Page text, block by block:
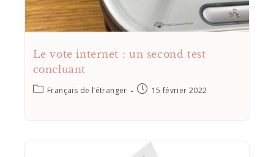
Le vote internet : un second test
concluant
Français de l’étranger 15 février 2022